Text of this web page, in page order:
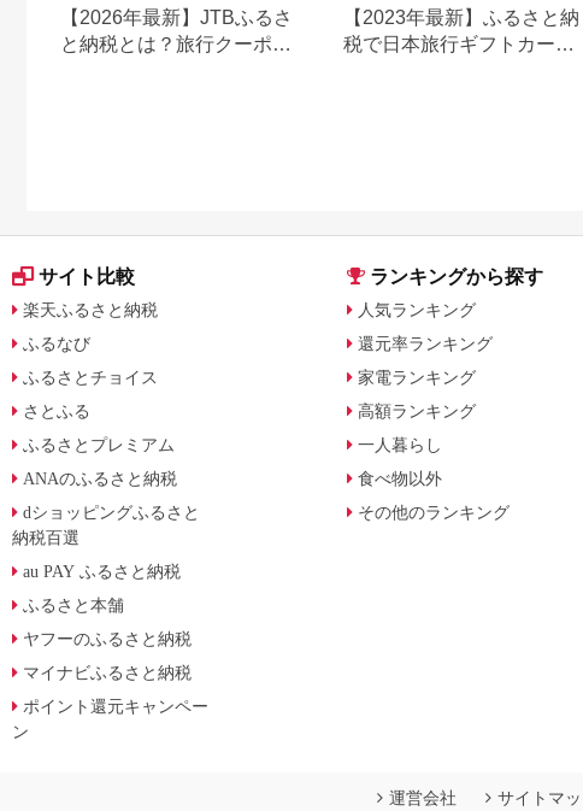
【2026年最新】JTBふるさ
と納税とは？旅行クーポン
【2023年最新】ふるさと納
税で日本旅行ギフトカード
サイト比較
楽天ふるさと納税
ふるなび
ふるさとチョイス
さとふる
ふるさとプレミアム
ANAのふるさと納税
dショッピングふるさと
納税百選
au PAY ふるさと納税
ふるさと本舗
ヤフーのふるさと納税
マイナビふるさと納税
ポイント還元キャンペー
ン
ランキングから探す
人気ランキング
還元率ランキング
家電ランキング
高額ランキング
一人暮らし
食べ物以外
その他のランキング
運営会社 サイトマ